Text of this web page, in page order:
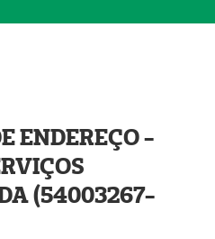
ENDEREÇO -
(54003267-